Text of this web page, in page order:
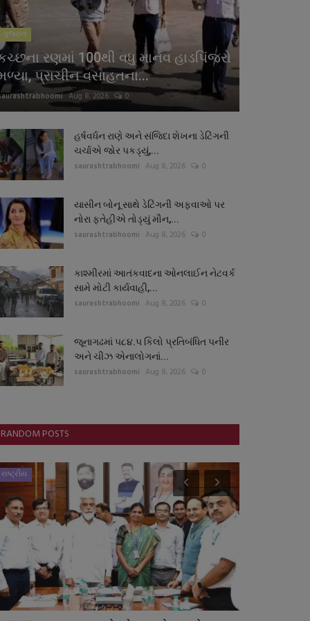
ગુજરાત
રણમાં 100થી વધુ માનવ હાડપિંજરો
પ્રાચીન વસાહતના...
Aug 8, 2026 0
હર્ષવર્ધન રાણે અને સંજિદા શેખના ડેટિંગની
ચર્ચાએ જોર પકડ્યું,...
saurashtrabhoomi Aug 8, 2026 0
યાસીન બોનૂ સાથે ડેટિંગની અફવાઓ પર
નોરા ફતેહીએ તોડ્યું મૌન,...
saurashtrabhoomi Aug 8, 2026 0
કાશ્મીરમાં આતંકવાદના ઓનલાઈન નેટવર્ક
સામે મોટી કાર્યવાહી,...
saurashtrabhoomi Aug 8, 2026 0
જૂનાગઢમાં ૫૮૪.૫ કિલો પ્રતિબંધિત પનીર
અને ચીઝ એનાલોગનાં...
saurashtrabhoomi Aug 8, 2026 0
RANDOM POSTS
રાષ્ટ્રીય